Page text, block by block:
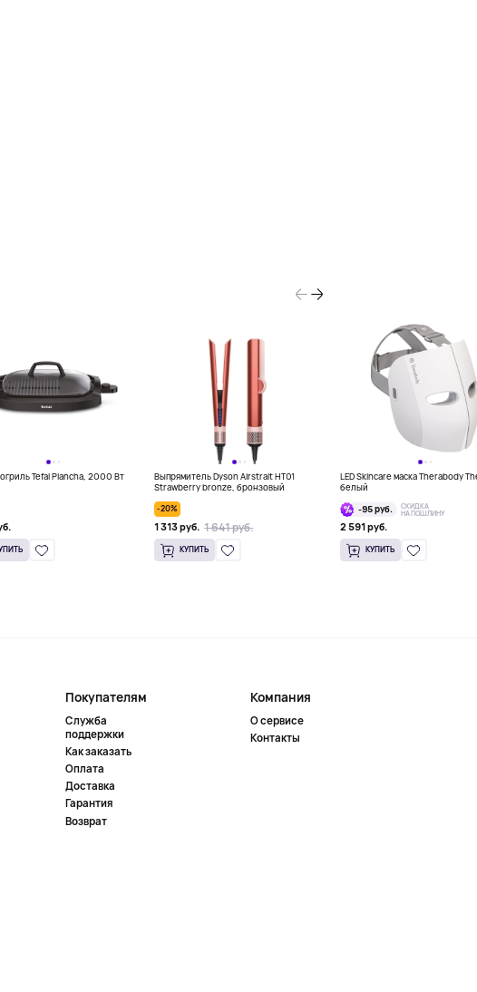
Tefal Plancha, 2000 Вт
Выпрямитель Dyson Airstrait HT01
Strawberry bronze, бронзовый
-20%
1 313 руб. 1 641 руб.
КУПИТЬ
LED Skincare маска Therabody
белый
-95 руб.
СКИДКА
НА ПОШЛИНУ
2 591 руб.
КУПИТЬ
Покупателям
Служба
поддержки
Как заказать
Оплата
Доставка
Гарантия
Возврат
Компания
О сервисе
Контакты